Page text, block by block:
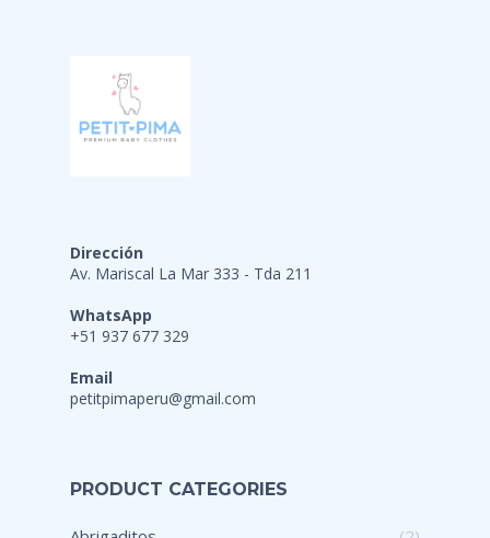
Dirección
Av. Mariscal La Mar 333 - Tda 211
WhatsApp
+51 937 677 329
Email
petitpimaperu@gmail.com
PRODUCT CATEGORIES